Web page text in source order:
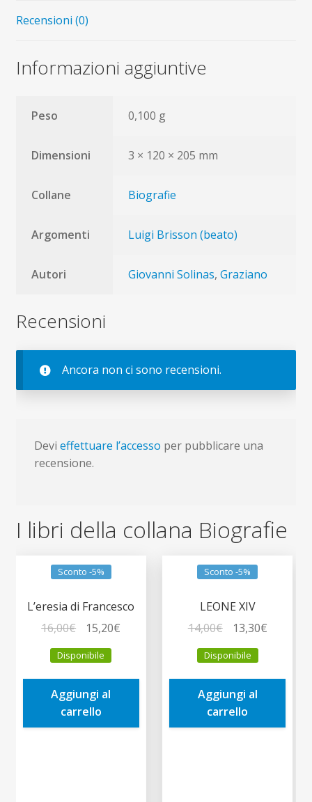
Recensioni (0)
Informazioni aggiuntive
Peso 0,100 g
Dimensioni 3 × 120 × 205 mm
Collane Biografie
Argomenti Luigi Brisson (beato)
Autori Giovanni Solinas,Graziano
Recensioni
Ancora non ci sono recensioni.
Devi effettuare l’accesso per pubblicare una
recensione.
I libri della collana Biografie
Sconto -5%
L’eresia di Francesco
16,00€
prezzo
originale
era:
16,00€.
15,20€
è:
Disponibile
Aggiungi al
carrello
Sconto -5%
LEONE XIV
14,00€
prezzo
originale
era:
14,00€.
13,30€Il
è:
Disponibile
Aggiungi al
carrello